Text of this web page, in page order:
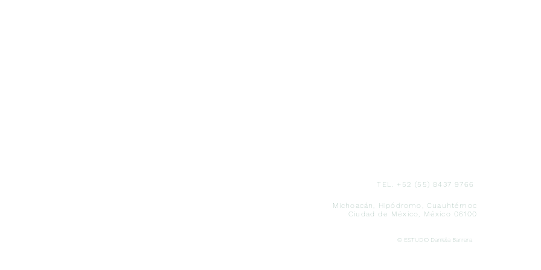
TEL. +52 (55) 8437 9766
Michoacán, Hipódromo, Cuauhtémoc
Ciudad de México, México 06100
© ESTUDIO Daniela Barrera